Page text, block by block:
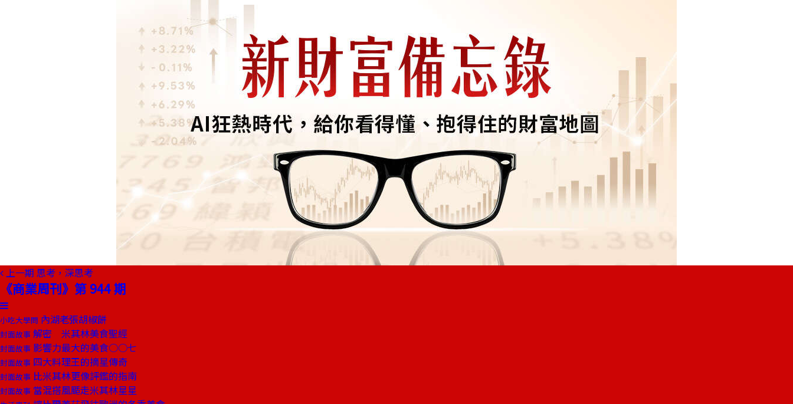
上一期 思考，深思考
《商業周刊》第 944 期
小吃大學問 內湖老張胡椒餅
封面故事 解密 米其林美食聖經
封面故事 影響力最大的美食○○七
封面故事 四大料理王的摘星傳奇
封面故事 比米其林更像評鑑的指南
封面故事 當混搭風颳走米其林星星